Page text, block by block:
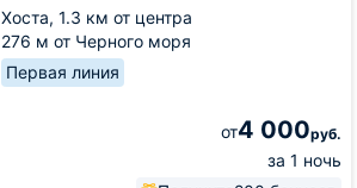
Хоста, 1.3 км от центра
276 м от Черного моря
Первая линия
от4 000руб.
за 1 ночь